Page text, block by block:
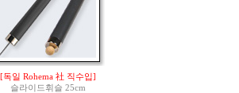
[독일 Rohema 社 직수입]
슬라이드휘슬 25cm